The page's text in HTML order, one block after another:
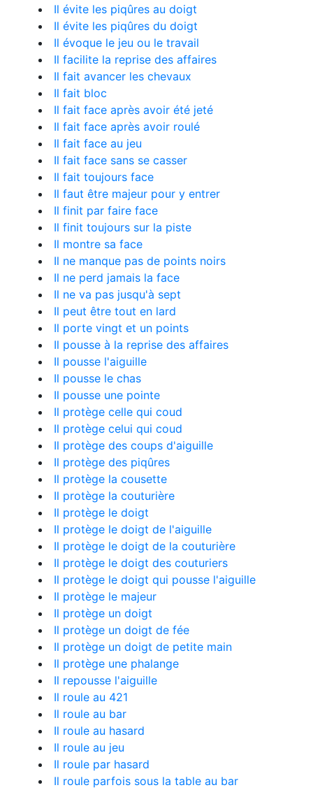
Il évite les piqûres au doigt
Il évite les piqûres du doigt
Il évoque le jeu ou le travail
Il facilite la reprise des affaires
Il fait avancer les chevaux
Il fait bloc
Il fait face après avoir été jeté
Il fait face après avoir roulé
Il fait face au jeu
Il fait face sans se casser
Il fait toujours face
Il faut être majeur pour y entrer
Il finit par faire face
Il finit toujours sur la piste
Il montre sa face
Il ne manque pas de points noirs
Il ne perd jamais la face
Il ne va pas jusqu'à sept
Il peut être tout en lard
Il porte vingt et un points
Il pousse à la reprise des affaires
Il pousse l'aiguille
Il pousse le chas
Il pousse une pointe
Il protège celle qui coud
Il protège celui qui coud
Il protège des coups d'aiguille
Il protège des piqûres
Il protège la cousette
Il protège la couturière
Il protège le doigt
Il protège le doigt de l'aiguille
Il protège le doigt de la couturière
Il protège le doigt des couturiers
Il protège le doigt qui pousse l'aiguille
Il protège le majeur
Il protège un doigt
Il protège un doigt de fée
Il protège un doigt de petite main
Il protège une phalange
Il repousse l'aiguille
Il roule au 421
Il roule au bar
Il roule au hasard
Il roule au jeu
Il roule par hasard
Il roule parfois sous la table au bar